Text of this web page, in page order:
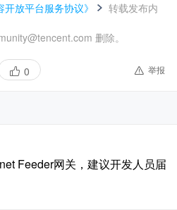
开放平台服务协议》
转载发布内
删除。
0 举报
Feeder网关，建议开发人员届